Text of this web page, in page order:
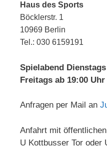
Haus des Sports
Böcklerstr. 1
10969 Berlin
Tel.: 030 6159191
Spielabend
Freitags ab 19:00 Uhr
Anfragen per Mail an
Anfahrt mit
U Kottbusser Tor oder